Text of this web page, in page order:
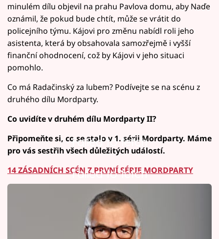
minulém dílu objevil na prahu Pavlova domu, aby Naďe
oznámil, že pokud bude chtít, může se vrátit do
policejního týmu. Kájovi pro změnu nabídl roli jeho
asistenta, která by obsahovala samozřejmě i vyšší
finanční ohodnocení, což by Kájovi v jeho situaci
pomohlo.
Co má Radačinský za lubem? Podívejte se na scénu z
druhého dílu Mordparty.
Co uvidíte v druhém dílu Mordparty II?
Failed to fetch
Připomeňte si, co se stalo v 1. sérii Mordparty. Máme
pro vás sestřih všech důležitých událostí.
Failed to fetch
14 ZÁSADNÍCH SCÉN Z PRVNÍ SÉRIE MORDPARTY